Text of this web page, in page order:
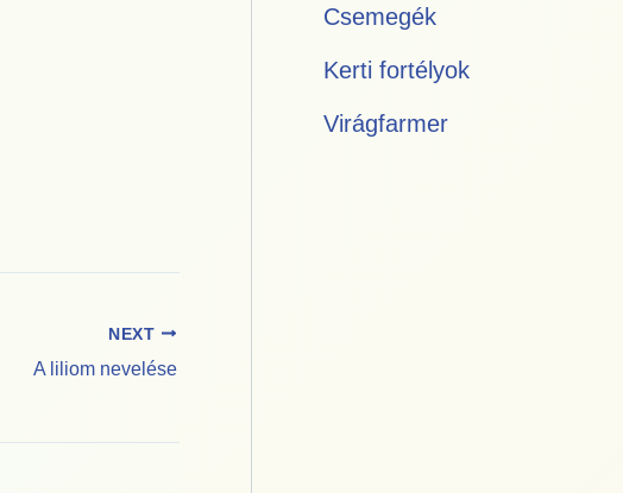
NEXT
A liliom nevelése
Csemegék
Kerti fortélyok
Virágfarmer